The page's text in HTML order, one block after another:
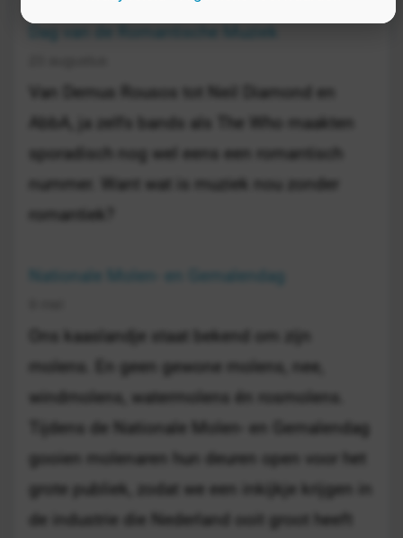
Van Demus Rousos tot Neil Diamond en
AbbA, ja zelfs bands als The Who maakten
sporadisch nog wel eens een romantisch
nummer. Want wat is muziek nou zonder
romantiek?
Nationale Molen- en Gemalendag
Ons kaaslandje staat bekend om zijn
molens. En geen gewone molens, nee,
windmolens, watermolens én rosmolens.
Tijdens de Nationale Molen- en Gemalendag
gooien molenaren hun deuren open voor het
grote publiek, zodat we een inkijkje krijgen in
de industrie die Nederland ooit groot heeft